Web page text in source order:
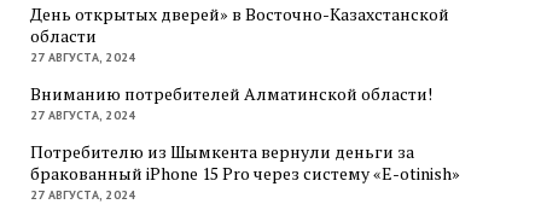
День открытых дверей» в Восточно-Казахстанской
области
27 АВГУСТА, 2024
Вниманию потребителей Алматинской области!
27 АВГУСТА, 2024
Потребителю из Шымкента вернули деньги за
бракованный iPhone 15 Pro через систему «E-otinish»
27 АВГУСТА, 2024